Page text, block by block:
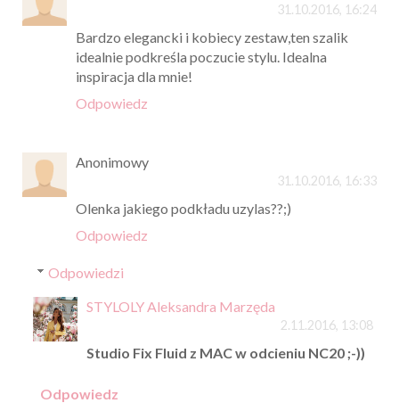
31.10.2016, 16:24
Bardzo elegancki i kobiecy zestaw,ten szalik
idealnie podkreśla poczucie stylu. Idealna
inspiracja dla mnie!
Odpowiedz
Anonimowy
31.10.2016, 16:33
Olenka jakiego podkładu uzylas??;)
Odpowiedz
Odpowiedzi
STYLOLY Aleksandra Marzęda
2.11.2016, 13:08
Studio Fix Fluid z MAC w odcieniu NC20 ;-))
Odpowiedz